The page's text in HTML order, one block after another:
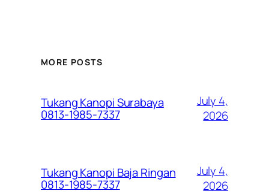
MORE POSTS
Tukang Kanopi Surabaya
0813-1985-7337
July 4,
2026
Tukang Kanopi Baja Ringan
0813-1985-7337
July 4,
2026